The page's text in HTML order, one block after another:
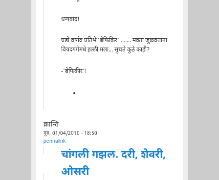
धन्यवाद!
घडो वर्षाव प्रतिभे ’बेफ़िकिर’ ....... मक्ता जुळवताना
वियदगंगेमधे हल्ली मला... सुचते कुठे काही?
-'बेफिकीर'!
क्रान्ति
गुरु, 01/04/2010 - 18:50
permalink
चांगली गझल. दरी, शेवरी,
ओसरी